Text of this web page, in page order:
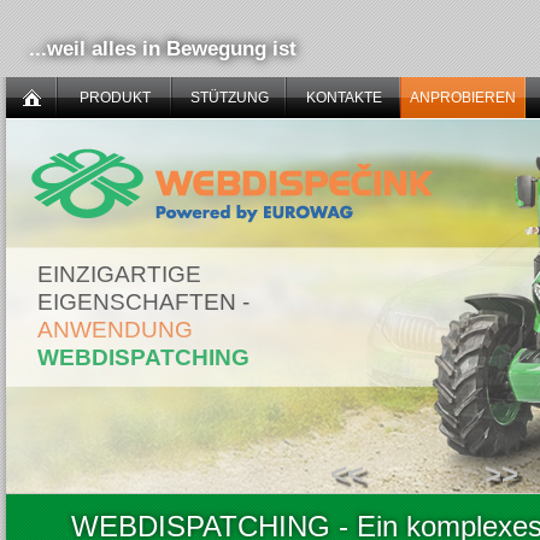
...weil alles in Bewegung ist
PRODUKT STÜTZUNG KONTAKTE ANPROBIEREN
EINZIGARTIGE
EIGENSCHAFTEN -
ANWENDUNG
WEBDISPATCHING
<<
>>
WEBDISPATCHING - Ein